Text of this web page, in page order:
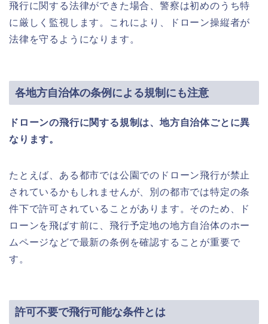
飛行に関する法律ができた場合、警察は初めのうち特
に厳しく監視します。これにより、ドローン操縦者が
法律を守るようになります。
各地方自治体の条例による規制にも注意
ドローンの飛行に関する規制は、地方自治体ごとに異
なります。
たとえば、ある都市では公園でのドローン飛行が禁止
されているかもしれませんが、別の都市では特定の条
件下で許可されていることがあります。そのため、ド
ローンを飛ばす前に、飛行予定地の地方自治体のホー
ムページなどで最新の条例を確認することが重要で
す。
許可不要で飛行可能な条件とは